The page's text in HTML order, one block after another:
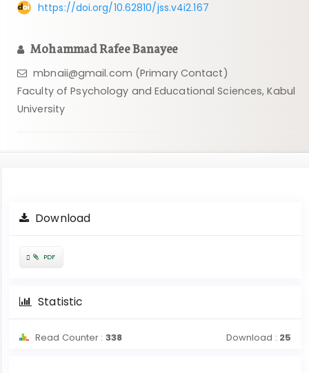
https://doi.org/10.62810/jss.v4i2.167
Mohammad Rafee Banayee
mbnaii@gmail.com (Primary Contact)
Faculty of Psychology and Educational Sciences, Kabul
University
Article
SidebarDownload
Requires
PDF
Statistic
Read Counter : 338 Download : 25